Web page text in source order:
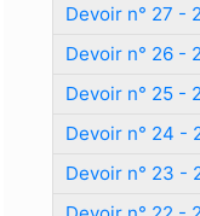
Devoir n° 27 -
Devoir n° 26 -
Devoir n° 25 -
Devoir n° 24 -
Devoir n° 23 -